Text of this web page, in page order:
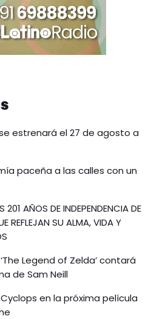
estrenará el 27 de agosto a
paceña a las calles con un
AÑOS DE INDEPENDENCIA DE
REFLEJAN SU ALMA, VIDA Y
Legend of Zelda’ contará
de Sam Neill
en la próxima película